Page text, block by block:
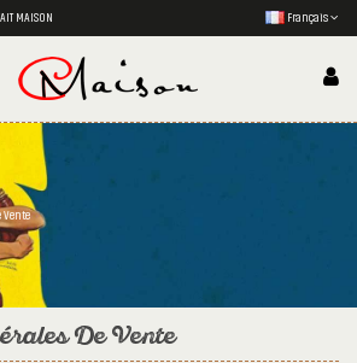
MAISON Français
Vente
De Vente